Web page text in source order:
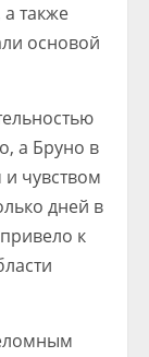
также
основой
а Бруно в
чувством
дней в
к